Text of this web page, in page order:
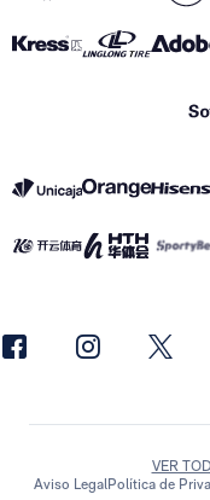
VER
Aviso LegalPolítica de